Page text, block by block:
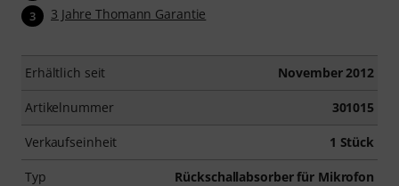
3 3 Jahre Thomann Garantie
Erhältlich seit November 2012
Artikelnummer 301015
Verkaufseinheit 1 Stück
Typ Rückschallabsorber für Mikrofon